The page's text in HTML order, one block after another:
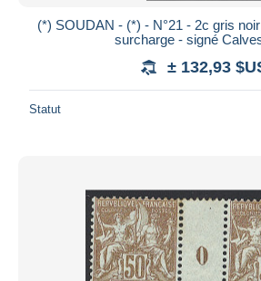
(*) SOUDAN - (*) - N°21 - 2c gris
surcharge - signé
± 132,93
Statut